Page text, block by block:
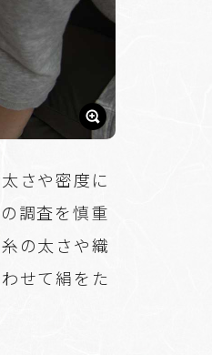
さや密度に
調査を慎重
の太さや織
せて絹をた